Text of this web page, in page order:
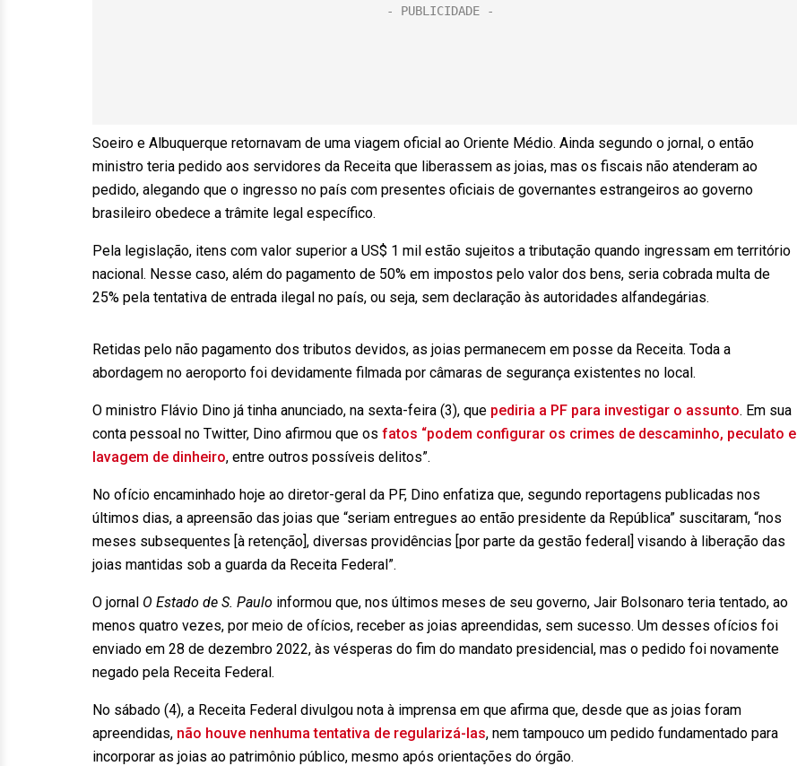
Soeiro e Albuquerque retornavam de uma viagem oficial ao Oriente Médio. Ainda segundo o jornal, o então
ministro teria pedido aos servidores da Receita que liberassem as joias, mas os fiscais não atenderam ao
pedido, alegando que o ingresso no país com presentes oficiais de governantes estrangeiros ao governo
brasileiro obedece a trâmite legal específico.
Pela legislação, itens com valor superior a US$ 1 mil estão sujeitos a tributação quando ingressam em território
nacional. Nesse caso, além do pagamento de 50% em impostos pelo valor dos bens, seria cobrada multa de
25% pela tentativa de entrada ilegal no país, ou seja, sem declaração às autoridades alfandegárias.
Retidas pelo não pagamento dos tributos devidos, as joias permanecem em posse da Receita. Toda a
abordagem no aeroporto foi devidamente filmada por câmaras de segurança existentes no local.
O ministro Flávio Dino já tinha anunciado, na sexta-feira (3), que pediria a PF para investigar o assunto. Em sua
conta pessoal no Twitter, Dino afirmou que os fatos “podem configurar os crimes de descaminho, peculato e
lavagem de dinheiro, entre outros possíveis delitos”.
No ofício encaminhado hoje ao diretor-geral da PF, Dino enfatiza que, segundo reportagens publicadas nos
últimos dias, a apreensão das joias que “seriam entregues ao então presidente da República” suscitaram, “nos
meses subsequentes [à retenção], diversas providências [por parte da gestão federal] visando à liberação das
joias mantidas sob a guarda da Receita Federal”.
O jornal O Estado de S. Paulo informou que, nos últimos meses de seu governo, Jair Bolsonaro teria tentado, ao
menos quatro vezes, por meio de ofícios, receber as joias apreendidas, sem sucesso. Um desses ofícios foi
enviado em 28 de dezembro 2022, às vésperas do fim do mandato presidencial, mas o pedido foi novamente
negado pela Receita Federal.
No sábado (4), a Receita Federal divulgou nota à imprensa em que afirma que, desde que as joias foram
apreendidas, não houve nenhuma tentativa de regularizá-las, nem tampouco um pedido fundamentado para
incorporar as joias ao patrimônio público, mesmo após orientações do órgão.